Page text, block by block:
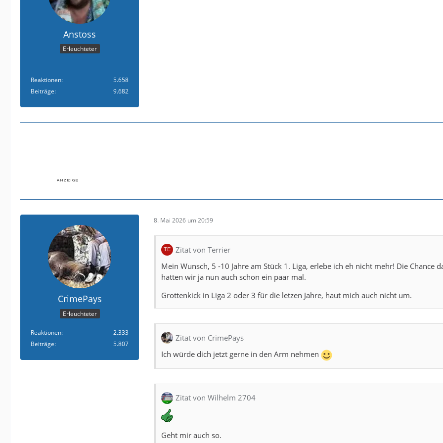
Anstoss
Erleuchteter
Reaktionen
5.658
Beiträge
9.682
CrimePays
Erleuchteter
Reaktionen
2.333
Beiträge
5.807
8. Mai 2026 um 20:59
Zitat von Terrier
Mein Wunsch, 5 -10 Jahre am Stück 1. Liga, erlebe ich eh nicht mehr! Die Chance
hatten wir ja nun auch schon ein paar mal.
Grottenkick in Liga 2 oder 3 für die letzen Jahre, haut mich auch nicht um.
Zitat von CrimePays
Ich würde dich jetzt gerne in den Arm nehmen
Zitat von Wilhelm 2704
Geht mir auch so.